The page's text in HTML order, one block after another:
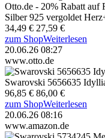
Otto.de - 20% Rabatt auf
Silber 925 vergoldet
34,49 € 27,59 €
zum ShopWeiterlesen
20.06.26 08:27
www.otto.de
Swarovski 5656635
96,85 € 86,00 €
zum ShopWeiterlesen
20.06.26 08:16
www.amazon.de